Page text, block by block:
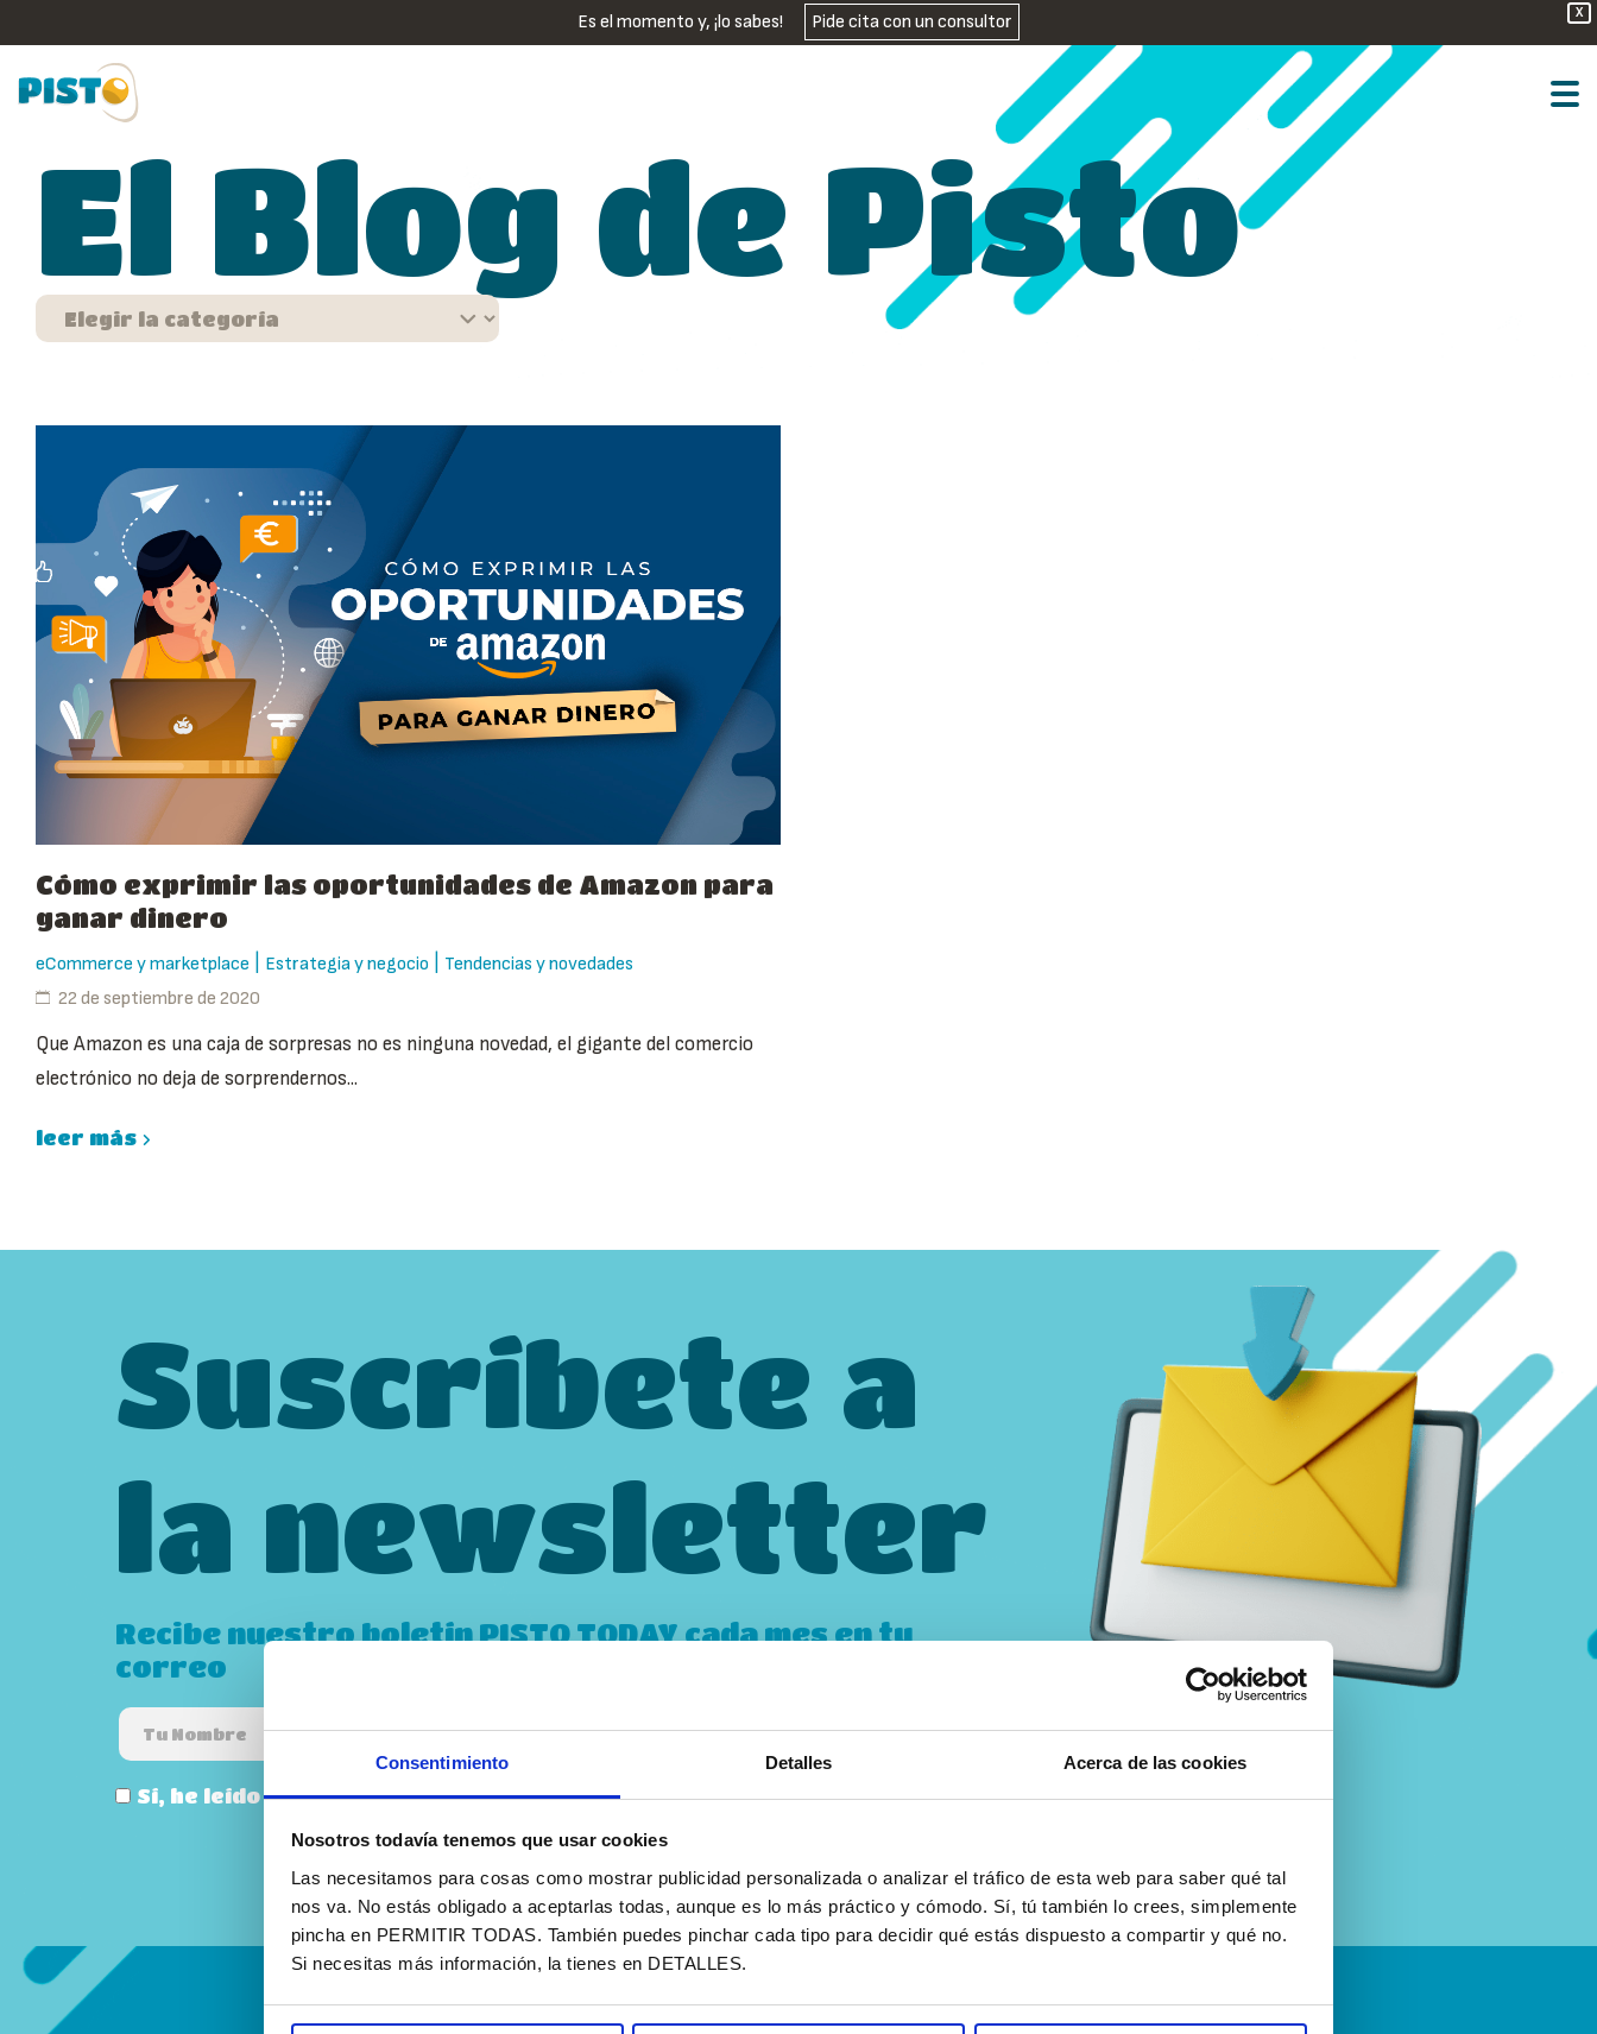
X
Es el momento y, ¡lo sabes! Pide cita con un consultor
Consentimiento Detalles Acerca de las cookies
Nosotros todavía tenemos que usar cookies
Las necesitamos para cosas como mostrar publicidad personalizada o analizar el tráfico de esta web para saber qué tal
nos va. No estás obligado a aceptarlas todas, aunque es lo más práctico y cómodo. Sí, tú también lo crees, simplemente
pincha en PERMITIR TODAS. También puedes pinchar cada tipo para decidir qué estás dispuesto a compartir y qué no.
Si necesitas más información, la tienes en DETALLES.
El Blog de Pisto
Cómo exprimir las oportunidades de Amazon para
ganar dinero
eCommerce y marketplace Estrategia y negocio
Tendencias y novedades
22 de septiembre de 2020
Que Amazon es una caja de sorpresas no es ninguna novedad, el gigante del comercio
electrónico no deja de sorprendernos...
leer más
Suscríbete a
la newsletter
Recibe nuestro boletín PISTO TODAY cada mes en tu
correo
Sí, he leído y acepto lapolítica de privacidad